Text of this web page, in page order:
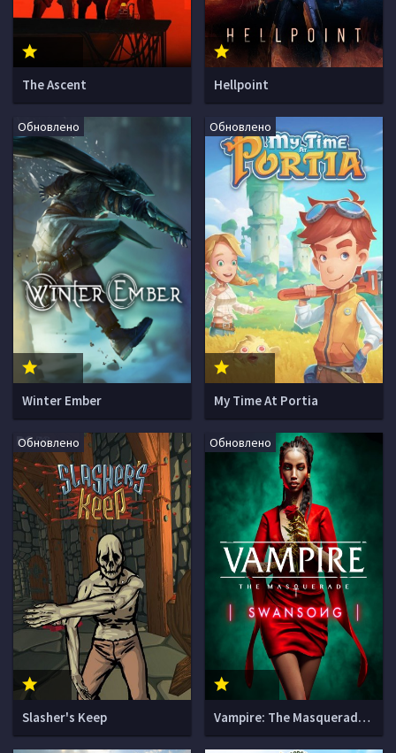
The Ascent Hellpoint
Обновлено
Winter Ember
Обновлено
My Time At Portia
Обновлено
Slasher's Keep
Обновлено
Vampire: The Masquerade - Swansong